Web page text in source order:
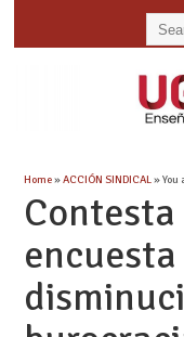
Home»ACCIÓN SINDICAL» You